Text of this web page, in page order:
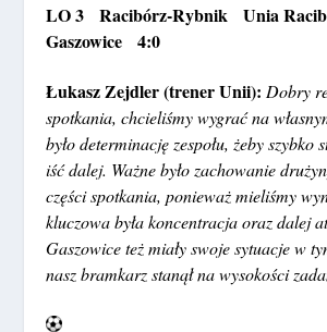
LO 3 Racibórz-Rybnik Unia
Gaszowice 4:0
Łukasz Zejdler (trener Unii):Dobry
spotkania, chcieliśmy wygrać na
było determinację zespołu, żeby szybko
iść dalej. Ważne było zachowanie
części spotkania, ponieważ mieliśmy
kluczowa była koncentracja oraz dalej
Gaszowice też miały swoje sytuacje w
nasz bramkarz stanął na wysokości